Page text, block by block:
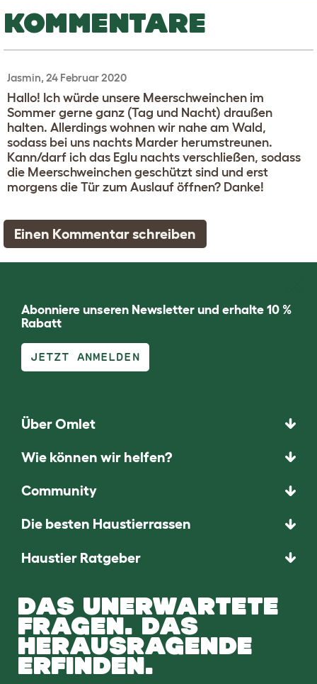
KOMMENTARE
Jasmin, 24 Februar 2020
Hallo! Ich würde unsere Meerschweinchen im
Sommer gerne ganz (Tag und Nacht) draußen
halten. Allerdings wohnen wir nahe am Wald,
sodass bei uns nachts Marder herumstreunen.
Kann/darf ich das Eglu nachts verschließen, sodass
die Meerschweinchen geschützt sind und erst
morgens die Tür zum Auslauf öffnen? Danke!
Einen Kommentar schreiben
Abonniere unseren Newsletter und erhalte 10 %
Rabatt
JETZT ANMELDEN
Über Omlet
Wie können wir helfen?
Community
Die besten Haustierrassen
Haustier Ratgeber
DAS UNERWARTETE
FRAGEN. DAS
HERAUSRAGENDE
ERFINDEN.